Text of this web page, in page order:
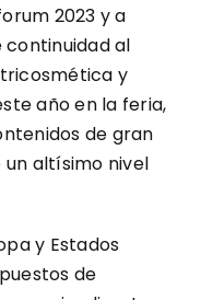
2023 y a
al
y
año en la feria,
de gran
altísimo nivel
y Estados
de